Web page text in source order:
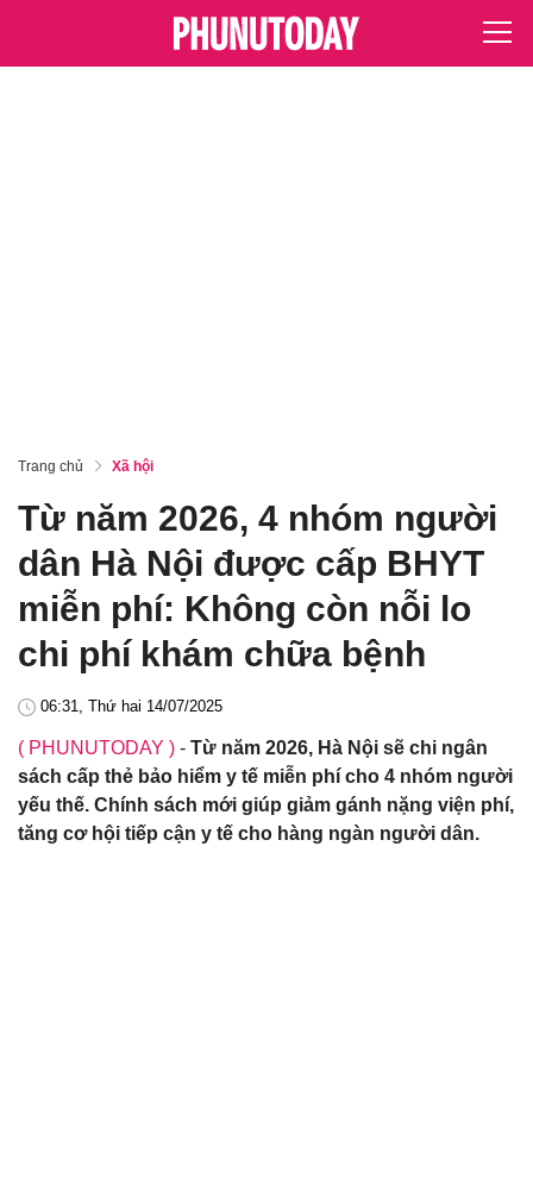
Trang chủ Xã hội
Từ năm 2026, 4 nhóm người
dân Hà Nội được cấp BHYT
miễn phí: Không còn nỗi lo
chi phí khám chữa bệnh
06:31, Thứ hai 14/07/2025
( PHUNUTODAY ) - Từ năm 2026, Hà Nội sẽ chi ngân
sách cấp thẻ bảo hiểm y tế miễn phí cho 4 nhóm người
yếu thế. Chính sách mới giúp giảm gánh nặng viện phí,
tăng cơ hội tiếp cận y tế cho hàng ngàn người dân.